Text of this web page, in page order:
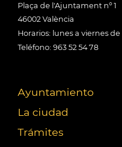
Plaça de l'Ajuntament nº 1
46002 València
Horarios: lunes a viernes de
Teléfono: 963 52 54 78
Ayuntamiento
La ciudad
Trámites